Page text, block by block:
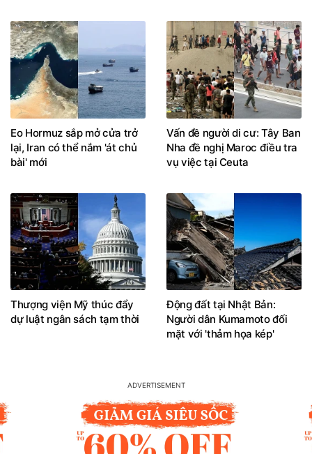
Eo Hormuz sắp mở cửa trở
lại, Iran có thể nắm 'át chủ
bài' mới
Vấn đề người di cư: Tây Ban
Nha đề nghị Maroc điều tra
vụ việc tại Ceuta
Thượng viện Mỹ thúc đẩy
dự luật ngân sách tạm thời
Động đất tại Nhật Bản:
Người dân Kumamoto đối
mặt với 'thảm họa kép'